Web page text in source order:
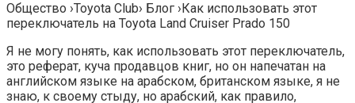
Общество ›Toyota Club› Блог ›Как использовать этот
переключатель на Toyota Land Cruiser Prado 150
Я не могу понять, как использовать этот переключатель,
это реферат, куча продавцов книг, но он напечатан на
английском языке на арабском, британском языке, я не
знаю, к своему стыду, но арабский, как правило,